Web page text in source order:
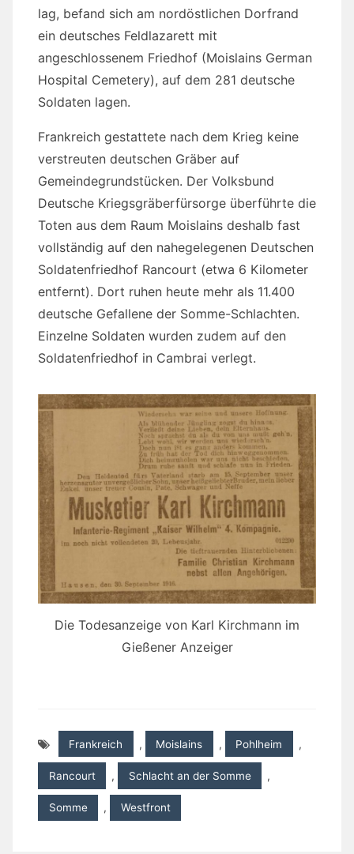
lag, befand sich am nordöstlichen Dorfrand
ein deutsches Feldlazarett mit
angeschlossenem Friedhof (Moislains German
Hospital Cemetery), auf dem 281 deutsche
Soldaten lagen.
Frankreich gestattete nach dem Krieg keine
verstreuten deutschen Gräber auf
Gemeindegrundstücken. Der Volksbund
Deutsche Kriegsgräberfürsorge überführte die
Toten aus dem Raum Moislains deshalb fast
vollständig auf den nahegelegenen Deutschen
Soldatenfriedhof Rancourt (etwa 6 Kilometer
entfernt). Dort ruhen heute mehr als 11.400
deutsche Gefallene der Somme-Schlachten.
Einzelne Soldaten wurden zudem auf den
Soldatenfriedhof in Cambrai verlegt.
Die Todesanzeige von Karl Kirchmann im
Gießener Anzeiger
Frankreich , Moislains , Pohlheim ,
Rancourt , Schlacht an der Somme ,
Somme , Westfront